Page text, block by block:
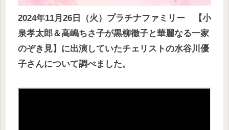
2024年11月26日（火）プラチナファミリー 【小
泉孝太郎＆高嶋ちさ子が黒柳徹子と華麗なる一家
のぞき見】 に出演していたチェリストの水谷川優
子さんについて調べました。